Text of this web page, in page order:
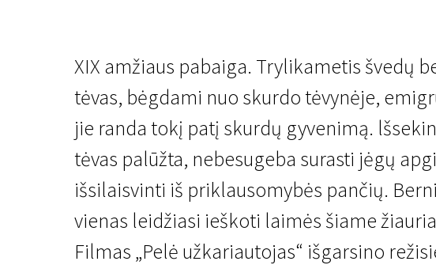
XIX amžiaus pabaiga. Trylikametis švedų
tėvas, bėgdami nuo skurdo tėvynėje,
jie randa tokį patį skurdų gyvenimą.
tėvas palūžta, nebesugeba surasti jėgų
išsilaisvinti iš priklausomybės pančių.
vienas leidžiasi ieškoti laimės šiame
Filmas „Pelė užkariautojas“ išgarsino